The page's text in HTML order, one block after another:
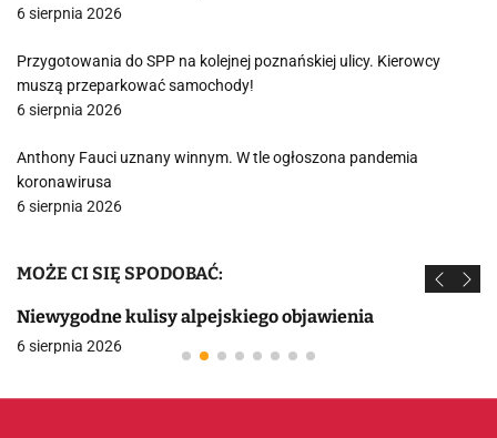
6 sierpnia 2026
Przygotowania do SPP na kolejnej poznańskiej ulicy. Kierowcy
muszą przeparkować samochody!
6 sierpnia 2026
Anthony Fauci uznany winnym. W tle ogłoszona pandemia
koronawirusa
6 sierpnia 2026
MOŻE CI SIĘ SPODOBAĆ:
Niewygodne kulisy alpejskiego objawienia
6 sierpnia 2026